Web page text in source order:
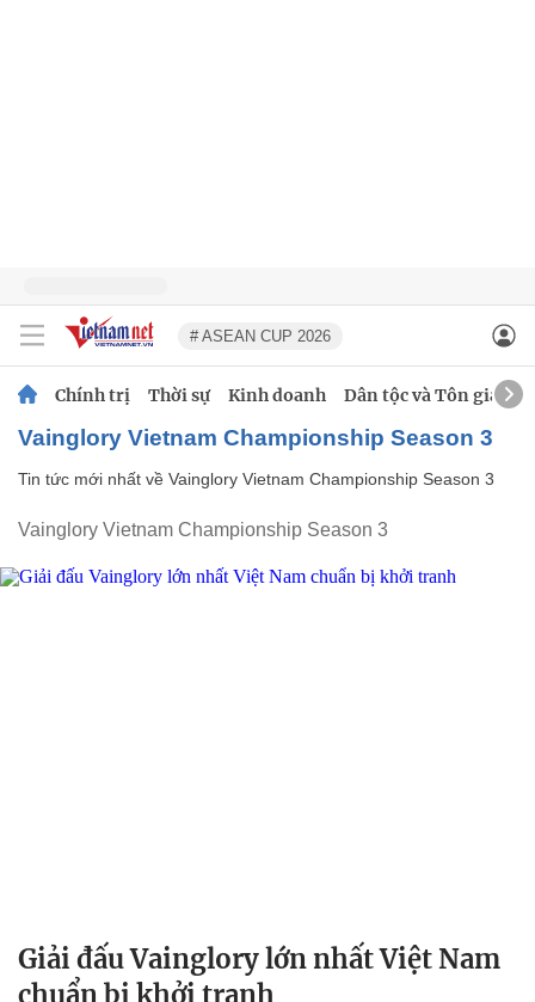
# ASEAN CUP 2026
Chính trị Thời sự Kinh doanh Dân tộc và Tôn giáo
Vainglory Vietnam Championship Season 3
Tin tức mới nhất về Vainglory Vietnam Championship Season 3
Vainglory Vietnam Championship Season 3
Giải đấu Vainglory lớn nhất Việt Nam
chuẩn bị khởi tranh